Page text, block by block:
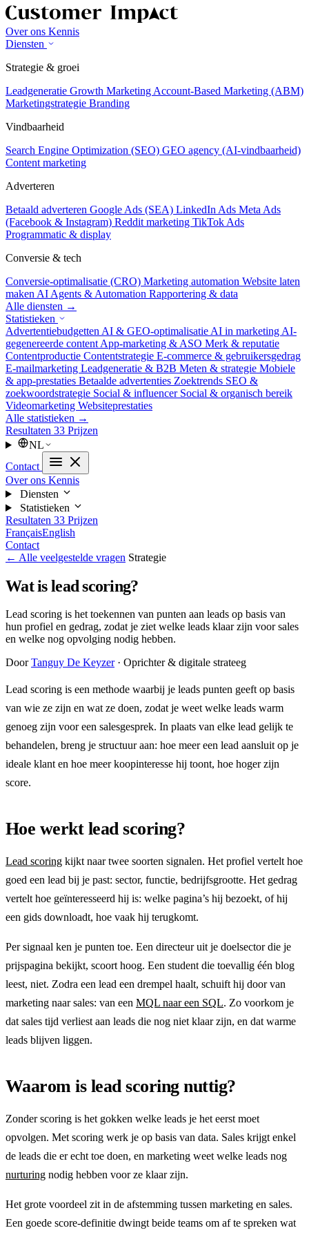
Over ons Kennis
Diensten
Strategie & groei
Leadgeneratie Growth Marketing Account-Based Marketing (ABM)
Marketingstrategie Branding
Vindbaarheid
Search Engine Optimization (SEO) GEO agency (AI-vindbaarheid)
Content marketing
Adverteren
Betaald adverteren Google Ads (SEA) LinkedIn Ads Meta Ads
(Facebook & Instagram) Reddit marketing TikTok Ads
Programmatic & display
Conversie & tech
Conversie-optimalisatie (CRO) Marketing automation Website laten
maken AI Agents & Automation Rapportering & data
Alle diensten →
Statistieken
Advertentiebudgetten AI & GEO-optimalisatie AI in marketing AI-
gegenereerde content App-marketing & ASO Merk & reputatie
Contentproductie Contentstrategie E-commerce & gebruikersgedrag
E-mailmarketing Leadgeneratie & B2B Meten & strategie Mobiele
& app-prestaties Betaalde advertenties Zoektrends SEO &
zoekwoordstrategie Social & influencer Social & organisch bereik
Videomarketing Websiteprestaties
Alle statistieken →
Resultaten 33 Prijzen
NL
Contact
Over ons Kennis
Diensten
Statistieken
Resultaten 33 Prijzen
FrançaisEnglish
Contact
← Alle veelgestelde vragen Strategie
Wat is lead scoring?
Lead scoring is het toekennen van punten aan leads op basis van
hun profiel en gedrag, zodat je ziet welke leads klaar zijn voor sales
en welke nog opvolging nodig hebben.
DoorTanguy De Keyzer· Oprichter & digitale strateeg
Lead scoring is een methode waarbij je leads punten geeft op basis
van wie ze zijn en wat ze doen, zodat je weet welke leads warm
genoeg zijn voor een salesgesprek. In plaats van elke lead gelijk te
behandelen, breng je structuur aan: hoe meer een lead aansluit op je
ideale klant en hoe meer koopinteresse hij toont, hoe hoger zijn
score.
Hoe werkt lead scoring?
Lead scoring kijkt naar twee soorten signalen. Het profiel vertelt hoe
goed een lead bij je past: sector, functie, bedrijfsgrootte. Het gedrag
vertelt hoe geïnteresseerd hij is: welke pagina’s hij bezoekt, of hij
een gids downloadt, hoe vaak hij terugkomt.
Per signaal ken je punten toe. Een directeur uit je doelsector die je
prijspagina bekijkt, scoort hoog. Een student die toevallig één blog
leest, niet. Zodra een lead een drempel haalt, schuift hij door van
marketing naar sales: van een MQL naar een SQL. Zo voorkom je
dat sales tijd verliest aan leads die nog niet klaar zijn, en dat warme
leads blijven liggen.
Waarom is lead scoring nuttig?
Zonder scoring is het gokken welke leads je het eerst moet
opvolgen. Met scoring werk je op basis van data. Sales krijgt enkel
de leads die er echt toe doen, en marketing weet welke leads nog
nurturing nodig hebben voor ze klaar zijn.
Het grote voordeel zit in de afstemming tussen marketing en sales.
Een goede score-definitie dwingt beide teams om af te spreken wat